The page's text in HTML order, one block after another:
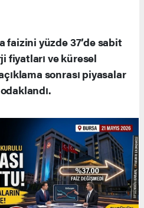
faizini yüzde 37’de sabit
fiyatları ve küresel
sonrası piyasalar